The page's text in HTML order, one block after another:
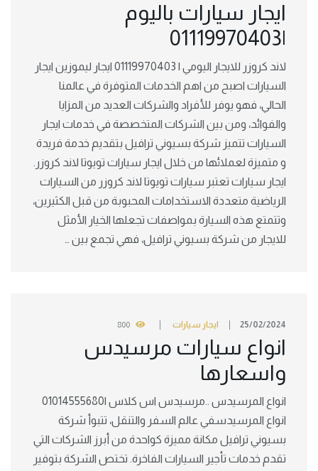
ايجار سيارات باليوم
|01119970403
لاند كروزر للايجار اليومي | 01119970403 ايجار ليموزين ايجار
السيارات اصبح من اهم الخدمات المتوفرة في عالمنا
الحالي، فهو يوفر للأفراد والشركات العديد من المزايا
والفوائد، ومن بين الشركات المتخصصة في خدمات ايجار
السيارات تتميز شركة بسيوني ترافيل بتقديم خدمة فريدة
و متميزة لعملائها من خلال ايجار سيارات تويوتا لاند كروزر.
ايجار سيارات تعتبر سيارات تويوتا لاند كروزر من السيارات
الرياضية متعددة الاستخدامات المحبوبة من قبل الكثيرين،
وتتمتع هذه السيارة بمواصفات تجعلها الخيار الأمثل
للايجار من شركة بسيوني ترافيل، فهي تجمع بين …
25/02/2024 ايجار سيارات 800
انواع سيارات مرسيدس
واسعارها
انواع المرسيدس ..مرسيدس اس كلاس |01014555680
انواع المرسيدسفي عالم السفر والتنقل، تتبوأ شركة
بسيوني ترافيل مكانة مميزة كواحدة من أبرز الشركات التي
تقدم خدمات تأجير السيارات الفاخرة. تختص الشركة بتوفير